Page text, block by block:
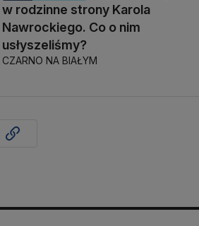
w rodzinne strony Karola
Nawrockiego. Co o nim
usłyszeliśmy?
CZARNO NA BIAŁYM